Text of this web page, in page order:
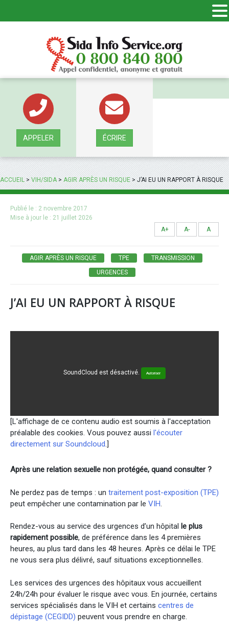
APPELER ÉCRIRE
ACCUEIL>VIH/SIDA>AGIR APRÈS UN RISQUE >J’AI EU UN RAPPORT À RISQUE
Publié le : 2 novembre 2017
Mise à jour le : 21 juillet 2026
A+
A- A
AGIR APRÈS UN RISQUE TPE
TRANSMISSION
URGENCES
J’AI EU UN RAPPORT À RISQUE
SoundCloud est désactivé. Autoriser
[L'affichage de ce contenu audio est soumis à l'acceptation
préalable des cookies. Vous pouvez aussi l'écouter
directement sur Soundcloud .]
Après une relation sexuelle non protégée, quand consulter ?
Ne perdez pas de temps : un traitement post-exposition (TPE)
peut empêcher une contamination par le VIH
Rendez-vous au service des urgences d’un hôpital le plus
rapidement possible, de préférence dans les 4 premières
heures, au plus tard dans les 48 heures. Après ce délai le TPE
ne vous sera plus délivré, sauf situations exceptionnelles.
Les services des urgences des hôpitaux vous accueillent
24h/24h pour évaluer le risque avec vous. En journée, certains
services spécialisés dans le VIH et certains centres de
dépistage (CEGIDD) peuvent vous prendre en charge.